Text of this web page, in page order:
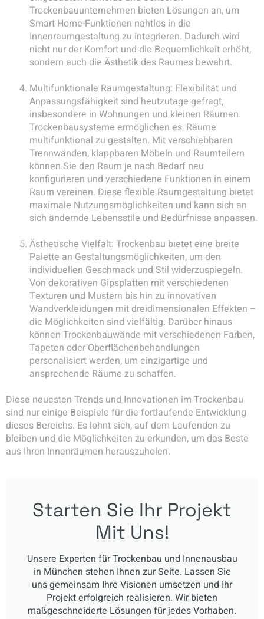
Trockenbauunternehmen bieten Lösungen an, um
Smart Home-Funktionen nahtlos in die
Innenraumgestaltung zu integrieren. Dadurch wird
nicht nur der Komfort und die Bequemlichkeit erhöht,
sondern auch die Ästhetik des Raumes bewahrt.
Multifunktionale Raumgestaltung: Flexibilität und
Anpassungsfähigkeit sind heutzutage gefragt,
insbesondere in Wohnungen und kleinen Räumen.
Trockenbausysteme ermöglichen es, Räume
multifunktional zu gestalten. Mit verschiebbaren
Trennwänden, klappbaren Möbeln und Raumteilern
können Sie den Raum je nach Bedarf neu
konfigurieren und verschiedene Funktionen in einem
Raum vereinen. Diese flexible Raumgestaltung bietet
maximale Nutzungsmöglichkeiten und kann sich an
sich ändernde Lebensstile und Bedürfnisse anpassen.
Ästhetische Vielfalt: Trockenbau bietet eine breite
Palette an Gestaltungsmöglichkeiten, um den
individuellen Geschmack und Stil widerzuspiegeln.
Von dekorativen Gipsplatten mit verschiedenen
Texturen und Mustern bis hin zu innovativen
Wandverkleidungen mit dreidimensionalen Effekten –
die Möglichkeiten sind vielfältig. Darüber hinaus
können Trockenbauwände mit verschiedenen Farben,
Tapeten oder Oberflächenbehandlungen
personalisiert werden, um einzigartige und
ansprechende Räume zu schaffen.
Diese neuesten Trends und Innovationen im Trockenbau
sind nur einige Beispiele für die fortlaufende Entwicklung
dieses Bereichs. Es lohnt sich, auf dem Laufenden zu
bleiben und die Möglichkeiten zu erkunden, um das Beste
aus Ihren Innenräumen herauszuholen.
Starten Sie Ihr Projekt
Mit Uns!
Unsere Experten für Trockenbau und Innenausbau
in München stehen Ihnen zur Seite. Lassen Sie
uns gemeinsam Ihre Visionen umsetzen und Ihr
Projekt erfolgreich realisieren. Wir bieten
maßgeschneiderte Lösungen für jedes Vorhaben.